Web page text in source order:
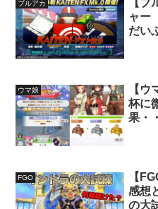
ブルアカ
ャー
だい
ウマ娘
【
杯に
果・
FGO
【
感想
の大